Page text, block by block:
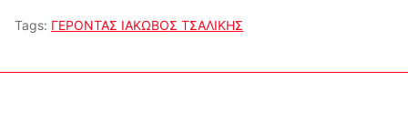
Tags: ΓΕΡΟΝΤΑΣ ΙΑΚΩΒΟΣ ΤΣΑΛΙΚΗΣ